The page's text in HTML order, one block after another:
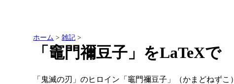
ホーム >雑記 >
「竈門禰󠄀豆子」をLaTeXで
「鬼滅の刃」のヒロイン「竈門禰󠄀豆子」（かまどねず